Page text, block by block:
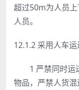
超过50m为人员
人员。
12.1.2 采用人车运
1 严禁同时运
物品，严禁人货